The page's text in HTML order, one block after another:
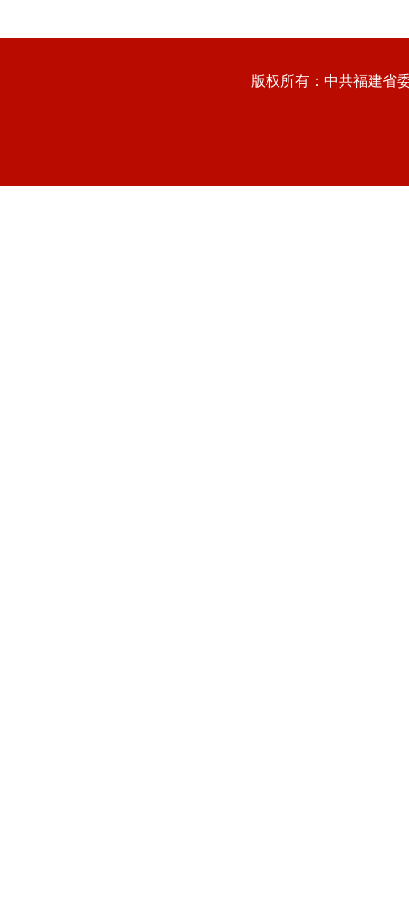
版权所有：中共福建省